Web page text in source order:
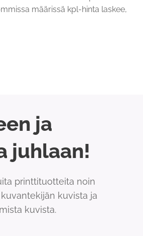
määrissä kpl-hinta laskee,
ja
juhlaan!
printtituotteita noin
kuvista ja
kuvista.